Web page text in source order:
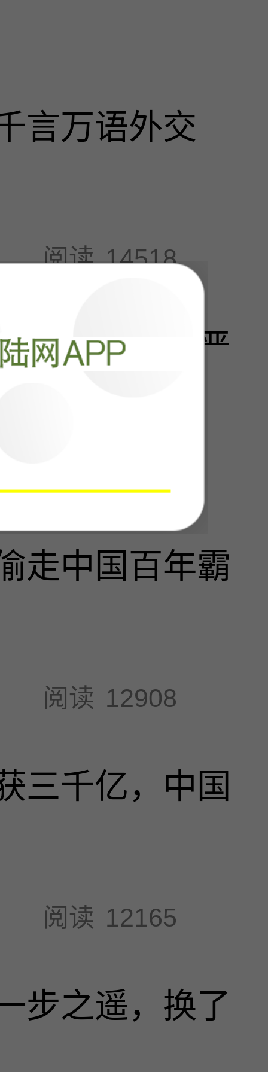
言万语外交
阅读 14518
日关系面临严
走中国百年霸
阅读 12908
三千亿，中国
阅读 12165
步之遥，换了